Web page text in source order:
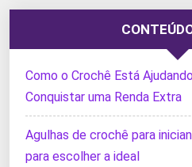
Como o Crochê Está
Conquistar uma Renda Extra
Agulhas de crochê para
para escolher a ideal